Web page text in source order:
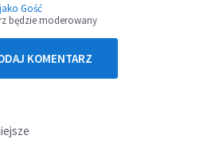
Gość
będzie moderowany
KOMENTARZ